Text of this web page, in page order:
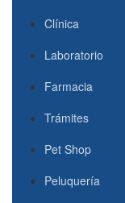
Clínica
Laboratorio
Farmacia
Trámites
Pet Shop
Peluquería